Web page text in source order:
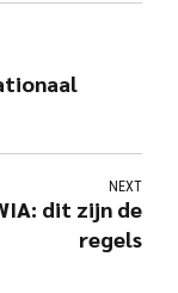
NEXT
dit zijn de
regels